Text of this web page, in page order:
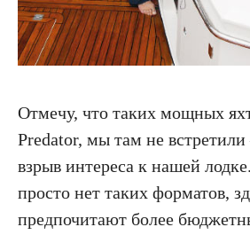
Отмечу, что таких мощных
Predator, мы там не
взрыв интереса к нашей
просто нет таких форматов,
предпочитают более